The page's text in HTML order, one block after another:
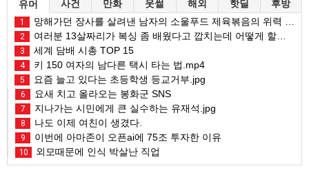
유머 사건 만화 웃썰 해외 핫딜 후방
1 망해가던 장사를 살려낸 남자의 소울푸드 제육볶음의 위력 ㅋㅋ
2 여러분 13살짜리가 복싱 좀 배웠다고 깝치는데 어떻게 할까요?
3 세계 담배 시총 TOP 15
4 키 150 여자의 남다른 택시 타는 법.mp4
5 요즘 늘고 있다는 초등학생 등교거부.jpg
6 요새 치고 올라오는 봉화군 SNS
7 지나가는 시민에게 큰 실수하는 유재석.jpg
8 나도 이제 여친이 생겼다.
9 이번에 아마존이 오픈ai에 75조 투자한 이유
10 외모때문에 인식 박살난 직업